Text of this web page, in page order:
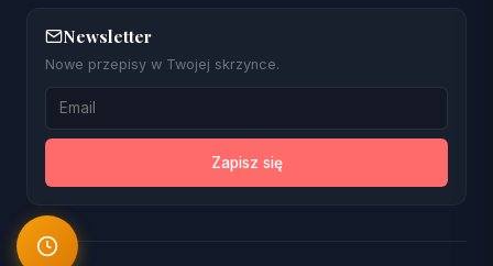
Newsletter
Nowe przepisy w Twojej skrzynce.
Zapisz się